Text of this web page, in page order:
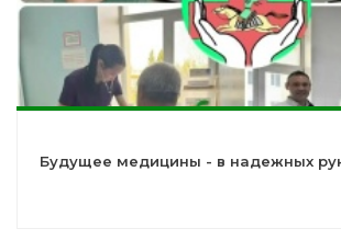
Будущее медицины - в надежных